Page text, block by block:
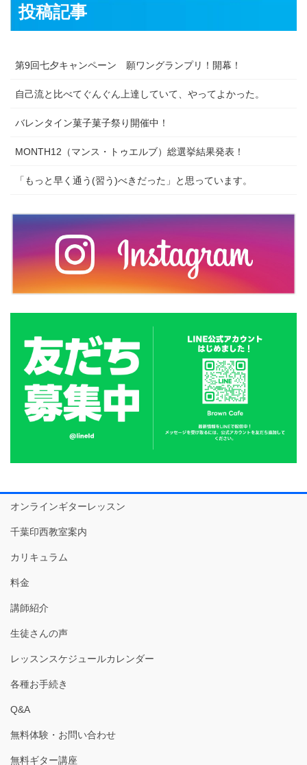
投稿記事
第9回七夕キャンペーン 願ワングランプリ！開幕！
自己流と比べてぐんぐん上達していて、やってよかった。
バレンタイン菓子菓子祭り開催中！
MONTH12（マンス・トゥエルブ）総選挙結果発表！
「もっと早く通う(習う)べきだった」と思っています。
オンラインギターレッスン
千葉印西教室案内
カリキュラム
料金
講師紹介
生徒さんの声
レッスンスケジュールカレンダー
各種お手続き
Q&A
無料体験・お問い合わせ
無料ギター講座